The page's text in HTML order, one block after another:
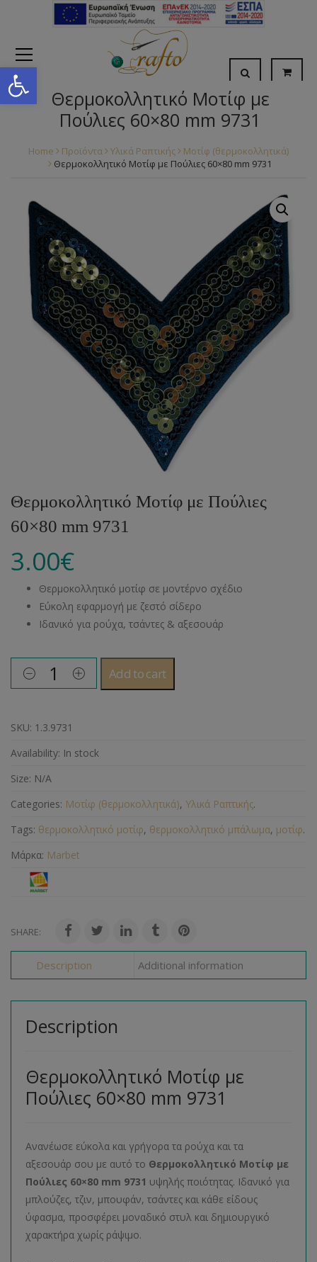
Open toolbar
Θερμοκολλητικό Μοτίφ με
Πούλιες 60×80 mm 9731
Home Προϊόντα Υλικά Ραπτικής
Μοτίφ (θερμοκολλητικά)
Θερμοκολλητικό Μοτίφ με Πούλιες 60×80 mm 9731
Θερμοκολλητικό Μοτίφ με Πούλιες
60×80 mm 9731
3.00€
Θερμοκολλητικό μοτίφ σε μοντέρνο σχέδιο
Εύκολη εφαρμογή με ζεστό σίδερο
Ιδανικό για ρούχα, τσάντες & αξεσουάρ
Add to cart
SKU: 1.3.9731
Availability: In stock
Size: N/A
Categories: Μοτίφ (θερμοκολλητικά), Υλικά Ραπτικής.
Tags: θερμοκολλητικό μοτίφ, θερμοκολλητικό μπάλωμα, μοτίφ.
Μάρκα: Marbet
SHARE:
Description Additional information
Description
Θερμοκολλητικό Μοτίφ με
Πούλιες 60×80 mm 9731
Ανανέωσε εύκολα και γρήγορα τα ρούχα και τα
αξεσουάρ σου με αυτό το Θερμοκολλητικό Μοτίφ με
Πούλιες 60×80 mm 9731 υψηλής ποιότητας. Ιδανικό για
μπλούζες, τζιν, μπουφάν, τσάντες και κάθε είδους
ύφασμα, προσφέρει μοναδικό στυλ και δημιουργικό
χαρακτήρα χωρίς ράψιμο.